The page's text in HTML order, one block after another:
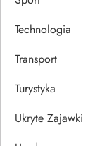
Technologia
Transport
Turystyka
Ukryte Zajawki